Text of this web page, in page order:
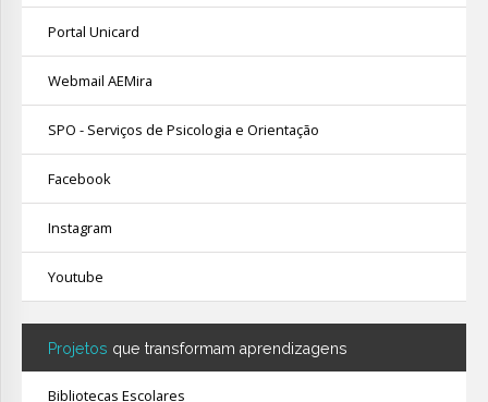
Portal Unicard
Webmail AEMira
SPO - Serviços de Psicologia e Orientação
Facebook
Instagram
Youtube
Projetos que transformam aprendizagens
Bibliotecas Escolares